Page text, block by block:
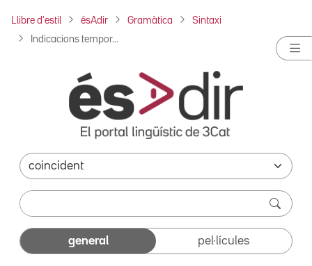
Llibre d'estil ésAdir Gramàtica Sintaxi
Indicacions tempor...
general pel·lícules